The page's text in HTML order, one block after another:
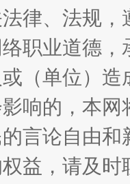
律、法规
职业道德
（单位）
响的，本
言论自由
益，请及